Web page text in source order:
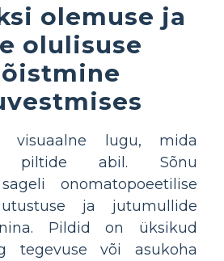
olemuse ja
olulisuse
visuaalne lugu, mida
piltide abil. Sõnu
onomatopoeetilise
ja jutumullide
Pildid on üksikud
tegevuse või asukoha